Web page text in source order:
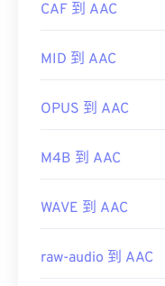
asf-pformat
開發機構： ISO/
首次發布：
https://
browse=tc
CAF 到 AAC
MID 到 AAC
OPUS 到 AAC
M4B 到 AAC
WAVE 到 AAC
raw-audio 到 AAC